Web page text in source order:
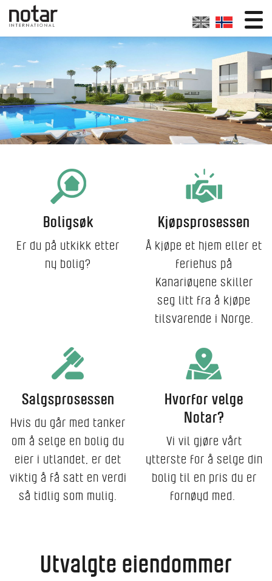
Boligsøk
Er du på utkikk etter
ny bolig?
Kjøpsprosessen
Å kjøpe et hjem eller et
feriehus på
Kanariøyene skiller
seg litt fra å kjøpe
tilsvarende i Norge.
Salgsprosessen
Hvis du går med tanker
om å selge en bolig du
eier i utlandet, er det
viktig å få satt en verdi
så tidlig som mulig.
Hvorfor velge
Notar?
Vi vil gjøre vårt
ytterste for å selge din
bolig til en pris du er
fornøyd med.
Utvalgte eiendommer